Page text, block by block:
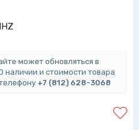
может обновляться в
наличии и стоимости товара
+7 (812) 628-3068